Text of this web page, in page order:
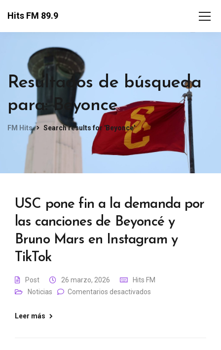
Hits FM 89.9
Resultados de búsqueda
para: Beyonce
FM Hits Search results for 'Beyonce'
USC pone fin a la demanda por
las canciones de Beyoncé y
Bruno Mars en Instagram y
TikTok
Post 26 marzo, 2026
Hits FM
Noticias
Comentarios desactivados
Leer más